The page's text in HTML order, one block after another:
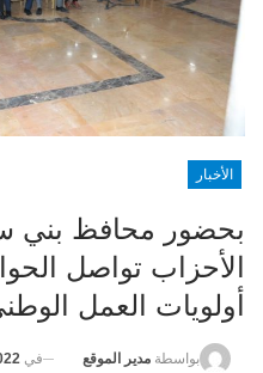
الأخبار
بحضور محافظ بني
الأحزاب تواصل
أولويات العمل
بواسطة مدير الموقع في